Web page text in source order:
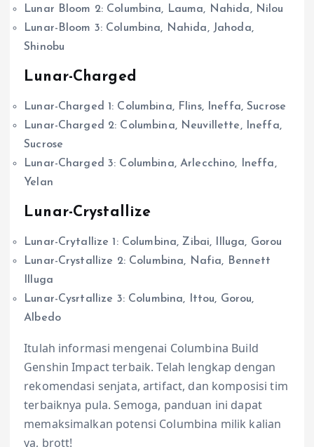
Lunar Bloom 2: Columbina, Lauma, Nahida, Nilou
Lunar-Bloom 3: Columbina, Nahida, Jahoda,
Shinobu
Lunar-Charged
Lunar-Charged 1: Columbina, Flins, Ineffa, Sucrose
Lunar-Charged 2: Columbina, Neuvillette, Ineffa,
Sucrose
Lunar-Charged 3: Columbina, Arlecchino, Ineffa,
Yelan
Lunar-Crystallize
Lunar-Crytallize 1: Columbina, Zibai, Illuga, Gorou
Lunar-Crystallize 2: Columbina, Nafia, Bennett
Illuga
Lunar-Cysrtallize 3: Columbina, Ittou, Gorou,
Albedo
Itulah informasi mengenai Columbina Build
Genshin Impact terbaik. Telah lengkap dengan
rekomendasi senjata, artifact, dan komposisi tim
terbaiknya pula. Semoga, panduan ini dapat
memaksimalkan potensi Columbina milik kalian
ya, brott!